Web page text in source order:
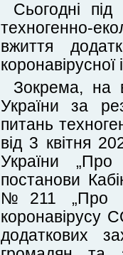
Сьогодні під
техногенно-
вжиття
коронавірусної
Зокрема, на
України за
питань
від 3 квітня
України „Про
постанови
№211 „Про
коронавірусу
додаткових